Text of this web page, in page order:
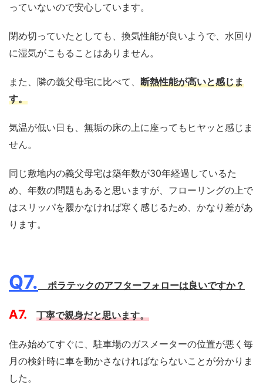
っていないので安心しています。
閉め切っていたとしても、換気性能が良いようで、水回り
に湿気がこもることはありません。
また、隣の義父母宅に比べて、 断熱性能が高いと感じま
す。
気温が低い日も、無垢の床の上に座ってもヒヤッと感じま
せん。
同じ敷地内の義父母宅は築年数が30年経過しているた
め、年数の問題もあると思いますが、フローリングの上で
はスリッパを履かなければ寒く感じるため、かなり差があ
ります。
Q7. ポラテックのアフターフォローは良いですか？
A7. 丁寧で親身だと思います。
住み始めてすぐに、駐車場のガスメーターの位置が悪く毎
月の検針時に車を動かさなければならないことが分かりま
した。